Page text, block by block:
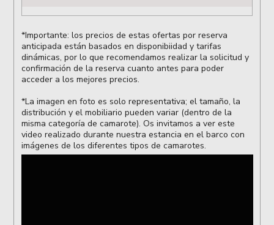
*Importante: los precios de estas ofertas por reserva
anticipada están basados en disponibiidad y tarifas
dinámicas, por lo que recomendamos realizar la solicitud y
confirmación de la reserva cuanto antes para poder
acceder a los mejores precios.
*La imagen en foto es solo representativa; el tamaño, la
distribución y el mobiliario pueden variar (dentro de la
misma categoría de camarote). Os invitamos a ver este
video realizado durante nuestra estancia en el barco con
imágenes de los diferentes tipos de camarotes.